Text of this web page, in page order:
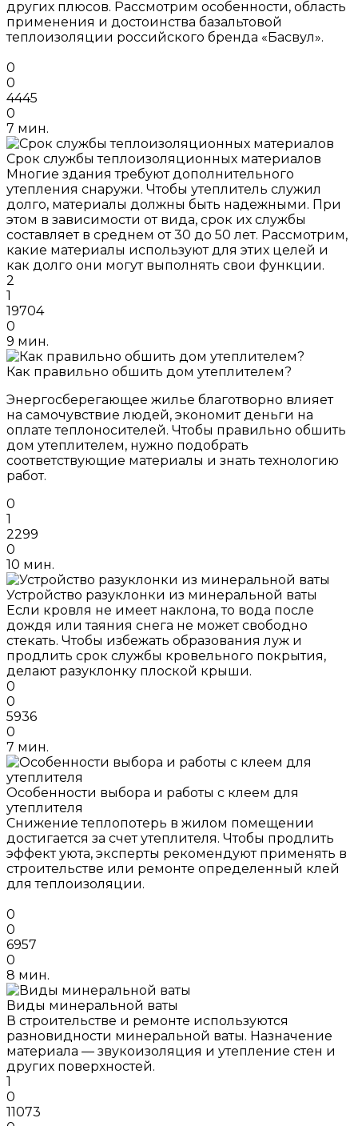
других плюсов. Рассмотрим особенности, область
применения и достоинства базальтовой
теплоизоляции российского бренда «Басвул».
0
0
4445
0
7 мин.
Срок службы теплоизоляционных материалов
Многие здания требуют дополнительного
утепления снаружи. Чтобы утеплитель служил
долго, материалы должны быть надежными. При
этом в зависимости от вида, срок их службы
составляет в среднем от 30 до 50 лет. Рассмотрим,
какие материалы используют для этих целей и
как долго они могут выполнять свои функции.
2
1
19704
0
9 мин.
Как правильно обшить дом утеплителем?
Энергосберегающее жилье благотворно влияет
на самочувствие людей, экономит деньги на
оплате теплоносителей. Чтобы правильно обшить
дом утеплителем, нужно подобрать
соответствующие материалы и знать технологию
работ.
0
1
2299
0
10 мин.
Устройство разуклонки из минеральной ваты
Если кровля не имеет наклона, то вода после
дождя или таяния снега не может свободно
стекать. Чтобы избежать образования луж и
продлить срок службы кровельного покрытия,
делают разуклонку плоской крыши.
0
0
5936
0
7 мин.
Особенности выбора и работы с клеем для
утеплителя
Снижение теплопотерь в жилом помещении
достигается за счет утеплителя. Чтобы продлить
эффект уюта, эксперты рекомендуют применять в
строительстве или ремонте определенный клей
для теплоизоляции.
0
0
6957
0
8 мин.
Виды минеральной ваты
В строительстве и ремонте используются
разновидности минеральной ваты. Назначение
материала — звукоизоляция и утепление стен и
других поверхностей.
1
0
11073